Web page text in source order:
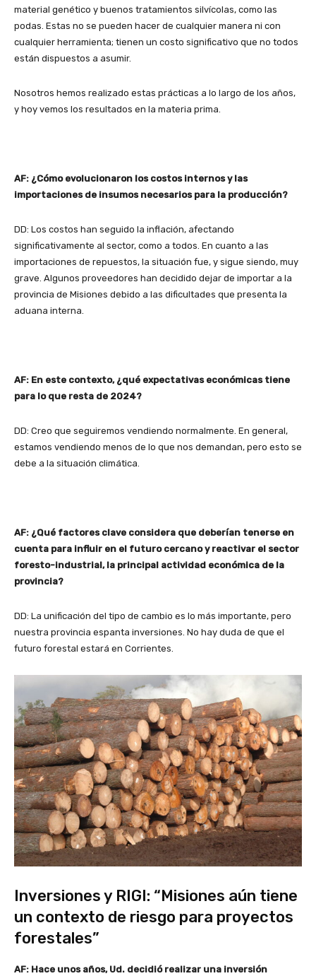
material genético y buenos tratamientos silvícolas, como las
podas. Estas no se pueden hacer de cualquier manera ni con
cualquier herramienta; tienen un costo significativo que no todos
están dispuestos a asumir.
Nosotros hemos realizado estas prácticas a lo largo de los años,
y hoy vemos los resultados en la materia prima.
AF: ¿Cómo evolucionaron los costos internos y las
importaciones de insumos necesarios para la producción?
DD: Los costos han seguido la inflación, afectando
significativamente al sector, como a todos. En cuanto a las
importaciones de repuestos, la situación fue, y sigue siendo, muy
grave. Algunos proveedores han decidido dejar de importar a la
provincia de Misiones debido a las dificultades que presenta la
aduana interna.
AF: En este contexto, ¿qué expectativas económicas tiene
para lo que resta de 2024?
DD: Creo que seguiremos vendiendo normalmente. En general,
estamos vendiendo menos de lo que nos demandan, pero esto se
debe a la situación climática.
AF: ¿Qué factores clave considera que deberían tenerse en
cuenta para influir en el futuro cercano y reactivar el sector
foresto-industrial, la principal actividad económica de la
provincia?
DD: La unificación del tipo de cambio es lo más importante, pero
nuestra provincia espanta inversiones. No hay duda de que el
futuro forestal estará en Corrientes.
Inversiones y RIGI: “Misiones aún tiene
un contexto de riesgo para proyectos
forestales”
AF: Hace unos años, Ud. decidió realizar una inversión